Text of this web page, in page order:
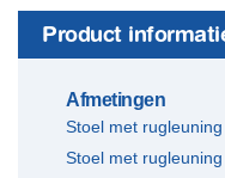
Product
Afmetingen
Stoel met
Stoel met